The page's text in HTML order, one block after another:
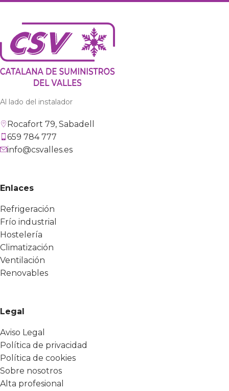
Al lado del instalador
Rocafort 79, Sabadell
659 784 777
info@csvalles.es
Enlaces
Refrigeración
Frío industrial
Hostelería
Climatización
Ventilación
Renovables
Legal
Aviso Legal
Política de privacidad
Política de cookies
Sobre nosotros
Alta profesional